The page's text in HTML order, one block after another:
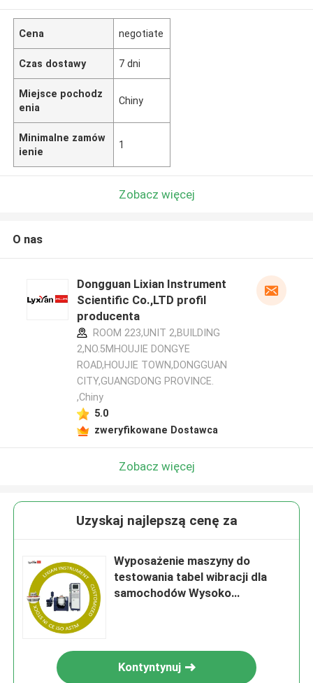
Cena negotiate
Czas dostawy 7 dni
Miejsce pochodz
enia
Chiny
Minimalne zamów
ienie
1
Zobacz więcej
O nas
Dongguan Lixian Instrument
Scientific Co.,LTD profil
producenta
ROOM 223,UNIT 2,BUILDING
2,NO.5MHOUJIE DONGYE
ROAD,HOUJIE TOWN,DONGGUAN
CITY,GUANGDONG PROVINCE.
,Chiny
5.0
zweryfikowane Dostawca
Zobacz więcej
Uzyskaj najlepszą cenę za
Wyposażenie maszyny do
testowania tabel wibracji dla
samochodów Wysoko
Kontyntynuj